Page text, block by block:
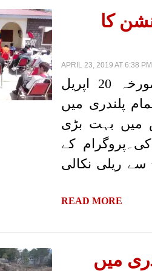
کا
APRIL 23, 2019 AT 6:38 PM
|رپورٹ: پروگریسو یوتھ الائنس، کشمیر| مورخہ 20 اپریل
پلندری میں
میں بہت بڑی
کے
سے ریلی نکالی
READ MORE
میں